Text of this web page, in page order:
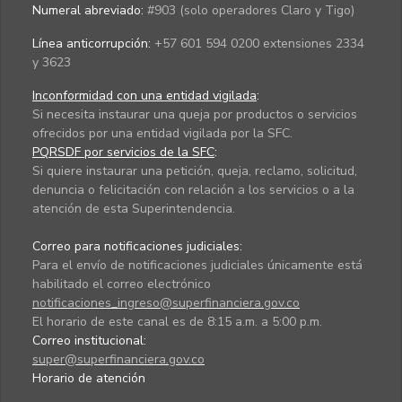
Numeral abreviado: #903 (solo operadores Claro y Tigo)
Línea anticorrupción: +57 601 594 0200 extensiones 2334
y 3623
Inconformidad con una entidad vigilada:
Si necesita instaurar una queja por productos o servicios
ofrecidos por una entidad vigilada por la SFC.
PQRSDF por servicios de la SFC:
Si quiere instaurar una petición, queja, reclamo, solicitud,
denuncia o felicitación con relación a los servicios o a la
atención de esta Superintendencia.
Correo para notificaciones judiciales:
Para el envío de notificaciones judiciales únicamente está
habilitado el correo electrónico
notificaciones_ingreso@superfinanciera.gov.co
El horario de este canal es de 8:15 a.m. a 5:00 p.m.
Correo institucional:
super@superfinanciera.gov.co
Horario de atención